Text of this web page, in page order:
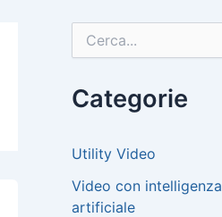
a
Categorie
Utility Video
Video con intelligenza
artificiale